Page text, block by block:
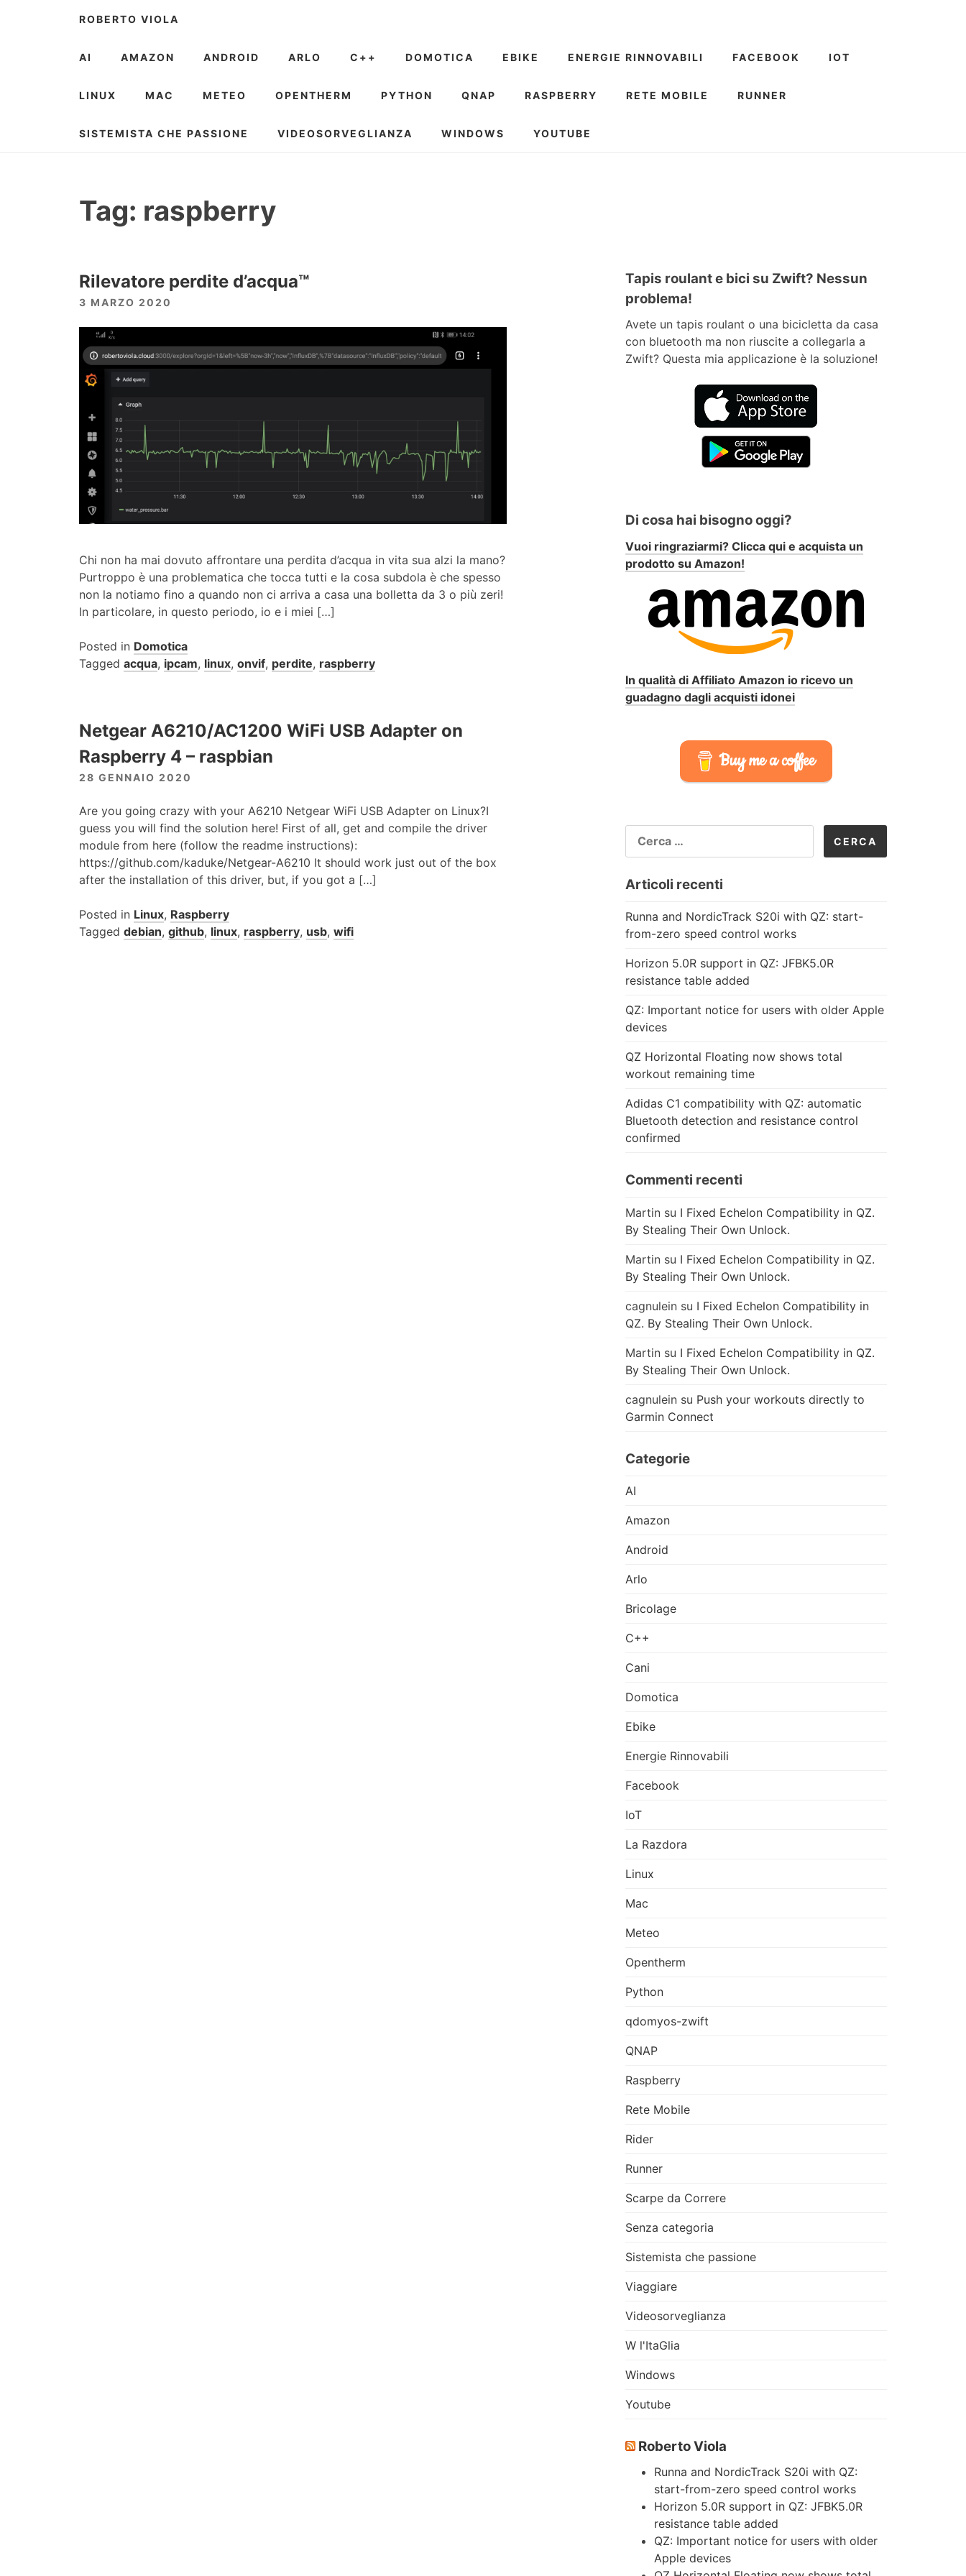
ROBERTO VIOLA
AI AMAZON ANDROID ARLO C++ DOMOTICA EBIKE ENERGIE RINNOVABILI FACEBOOK IOT
LINUX MAC METEO OPENTHERM PYTHON QNAP RASPBERRY RETE MOBILE RUNNER
SISTEMISTA CHE PASSIONE VIDEOSORVEGLIANZA WINDOWS YOUTUBE
Tag: raspberry
Rilevatore perdite d’acqua™
3 MARZO 2020
Chi non ha mai dovuto affrontare una perdita d’acqua in vita sua alzi la mano?
Purtroppo è una problematica che tocca tutti e la cosa subdola è che spesso
non la notiamo fino a quando non ci arriva a casa una bolletta da 3 o più zeri!
In particolare, in questo periodo, io e i miei […]
Posted in Domotica
Tagged acqua, ipcam, linux, onvif, perdite, raspberry
Netgear A6210/AC1200 WiFi USB Adapter on
Raspberry 4 – raspbian
28 GENNAIO 2020
Are you going crazy with your A6210 Netgear WiFi USB Adapter on Linux?I
guess you will find the solution here! First of all, get and compile the driver
module from here (follow the readme instructions):
https://github.com/kaduke/Netgear-A6210 It should work just out of the box
after the installation of this driver, but, if you got a […]
Posted in Linux, Raspberry
Tagged debian, github, linux, raspberry, usb, wifi
Tapis roulant e bici su Zwift? Nessun
problema!
Avete un tapis roulant o una bicicletta da casa
con bluetooth ma non riuscite a collegarla a
Zwift? Questa mia applicazione è la soluzione!
Di cosa hai bisogno oggi?
Vuoi ringraziarmi? Clicca qui e acquista un
prodotto su Amazon!
In qualità di Affiliato Amazon io ricevo un
guadagno dagli acquisti idonei
Buy me a coffee
PER:
Articoli recenti
Runna and NordicTrack S20i with QZ: start-
from-zero speed control works
Horizon 5.0R support in QZ: JFBK5.0R
resistance table added
QZ: Important notice for users with older Apple
devices
QZ Horizontal Floating now shows total
workout remaining time
Adidas C1 compatibility with QZ: automatic
Bluetooth detection and resistance control
confirmed
Commenti recenti
Martin su I Fixed Echelon Compatibility in QZ.
By Stealing Their Own Unlock.
Martin su I Fixed Echelon Compatibility in QZ.
By Stealing Their Own Unlock.
cagnulein su I Fixed Echelon Compatibility in
QZ. By Stealing Their Own Unlock.
Martin su I Fixed Echelon Compatibility in QZ.
By Stealing Their Own Unlock.
cagnulein su Push your workouts directly to
Garmin Connect
Categorie
AI
Amazon
Android
Arlo
Bricolage
C++
Cani
Domotica
Ebike
Energie Rinnovabili
Facebook
IoT
La Razdora
Linux
Mac
Meteo
Opentherm
Python
qdomyos-zwift
QNAP
Raspberry
Rete Mobile
Rider
Runner
Scarpe da Correre
Senza categoria
Sistemista che passione
Viaggiare
Videosorveglianza
W l'ItaGlia
Windows
Youtube
Roberto Viola
Runna and NordicTrack S20i with QZ:
start-from-zero speed control works
Horizon 5.0R support in QZ: JFBK5.0R
resistance table added
QZ: Important notice for users with older
Apple devices